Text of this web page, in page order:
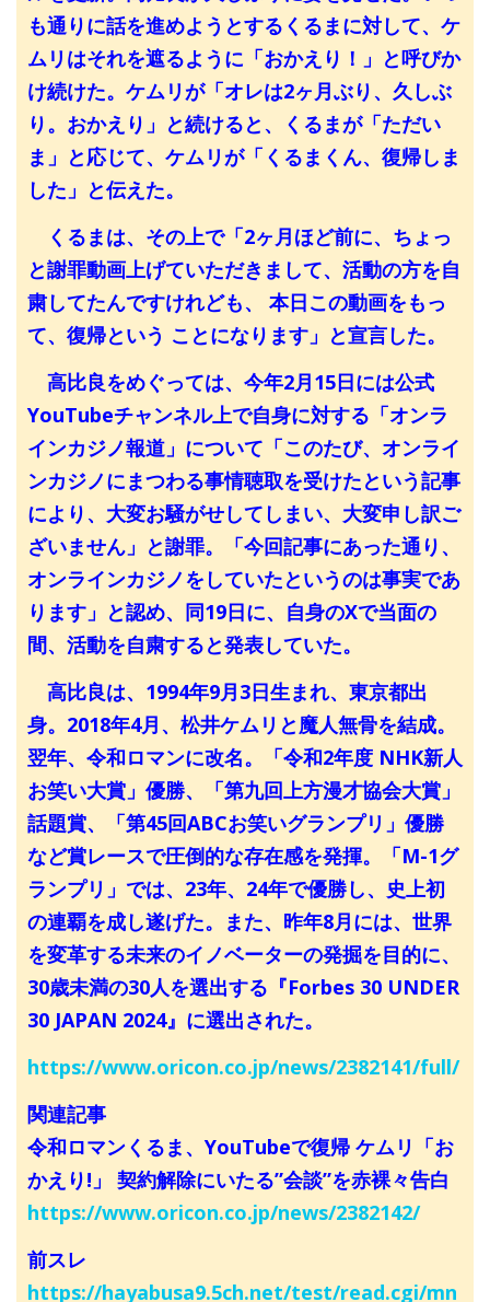
も通りに話を進めようとするくるまに対して、ケ
ムリはそれを遮るように「おかえり！」と呼びか
け続けた。ケムリが「オレは2ヶ月ぶり、久しぶ
り。おかえり」と続けると、くるまが「ただい
ま」と応じて、ケムリが「くるまくん、復帰しま
した」と伝えた。
くるまは、その上で「2ヶ月ほど前に、ちょっ
と謝罪動画上げていただきまして、活動の方を自
粛してたんですけれども、 本日この動画をもっ
て、復帰という ことになります」と宣言した。
高比良をめぐっては、今年2月15日には公式
YouTubeチャンネル上で自身に対する「オンラ
インカジノ報道」について「このたび、オンライ
ンカジノにまつわる事情聴取を受けたという記事
により、大変お騒がせしてしまい、大変申し訳ご
ざいません」と謝罪。「今回記事にあった通り、
オンラインカジノをしていたというのは事実であ
ります」と認め、同19日に、自身のXで当面の
間、活動を自粛すると発表していた。
高比良は、1994年9月3日生まれ、東京都出
身。2018年4月、松井ケムリと魔人無骨を結成。
翌年、令和ロマンに改名。「令和2年度 NHK新人
お笑い大賞」優勝、「第九回上方漫才協会大賞」
話題賞、「第45回ABCお笑いグランプリ」優勝
など賞レースで圧倒的な存在感を発揮。「M-1グ
ランプリ」では、23年、24年で優勝し、史上初
の連覇を成し遂げた。また、昨年8月には、世界
を変革する未来のイノベーターの発掘を目的に、
30歳未満の30人を選出する『Forbes 30 UNDER
30 JAPAN 2024』に選出された。
https://www.oricon.co.jp/news/2382141/full/
関連記事
令和ロマンくるま、YouTubeで復帰 ケムリ「お
かえり!」 契約解除にいたる”会談”を赤裸々告白
https://www.oricon.co.jp/news/2382142/
前スレ
https://hayabusa9.5ch.net/test/read.cgi/mn